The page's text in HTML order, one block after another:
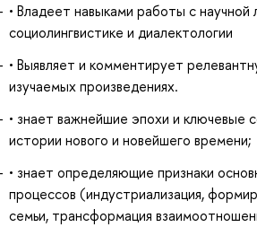
• Владеет навыками работы с
социолингвистике и диалектологии
• Выявляет и комментирует
изучаемых произведениях.
• знает важнейшие эпохи и ключевые
истории нового и новейшего времени;
• знает определяющие признаки
процессов (индустриализация,
семьи, трансформация